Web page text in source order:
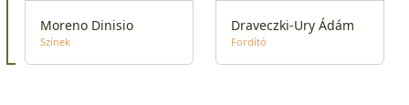
Moreno Dinisio
Színek
Draveczki-Ury Ádám
Fordító